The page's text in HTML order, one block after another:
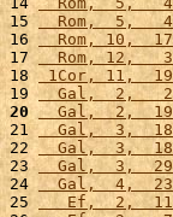
15
  Rom,  5,   4
16
  Rom, 10,  17
17
  Rom, 12,   3
18 1Cor, 11,  19
19
  Gal,  2,   2
20
  Gal,  2,  19
21
  Gal,  3,  18
22
  Gal,  3,  18
23
  Gal,  3,  29
24
  Gal,  4,  23
25
   Ef,  2,  11